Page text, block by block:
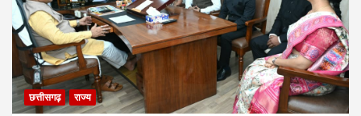
छत्तीसगढ़ राज्य